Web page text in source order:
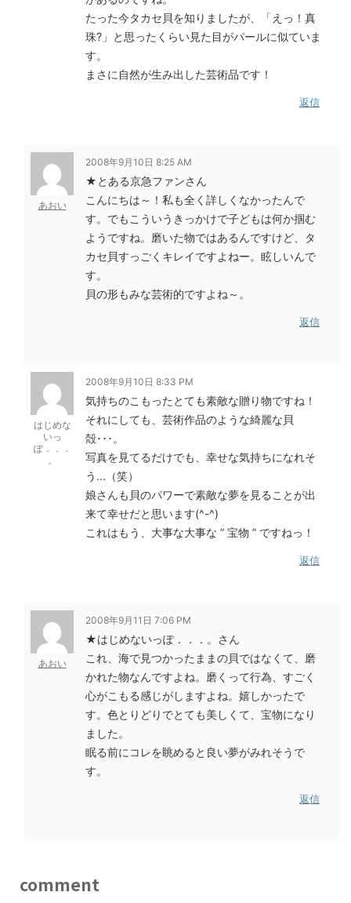
たった今タカセ貝を知りましたが、「えっ！真
珠?」と思ったくらい見た目がパールに似ていま
す。
まさに自然が生み出した芸術品です！
返信
あおい
2008年9月10日 8:25 AM
★とある京急ファンさん
こんにちは～！私も全く詳しくなかったんで
す。でもこういうきっかけで子どもは何か掴む
ようですね。磨いた物ではあるんですけど、タ
カセ貝すっごくキレイですよねー。眩しいんで
す。
貝の形もみな芸術的ですよね～。
返信
はじめな
いっ
ぽ．．．
。
2008年9月10日 8:33 PM
気持ちのこもったとても素敵な贈り物ですね！
それにしても、芸術作品のような綺麗な貝
殻･･･。
写真を見てるだけでも、幸せな気持ちになれそ
う...（笑）
娘さんも貝のパワーで素敵な夢を見ることが出
来て幸せだと思います(^-^)
これはもう、大事な大事な ” 宝物 ” ですねっ！
返信
あおい
2008年9月11日 7:06 PM
★はじめないっぽ．．．。さん
これ、海で見つかったままの貝ではなくて、磨
かれた物なんですよね。磨くって行為、すごく
心がこもる感じがしますよね。嬉しかったで
す。色とりどりでとても美しくて、宝物になり
ました。
眠る前にコレを眺めると良い夢がみれそうで
す。
返信
comment